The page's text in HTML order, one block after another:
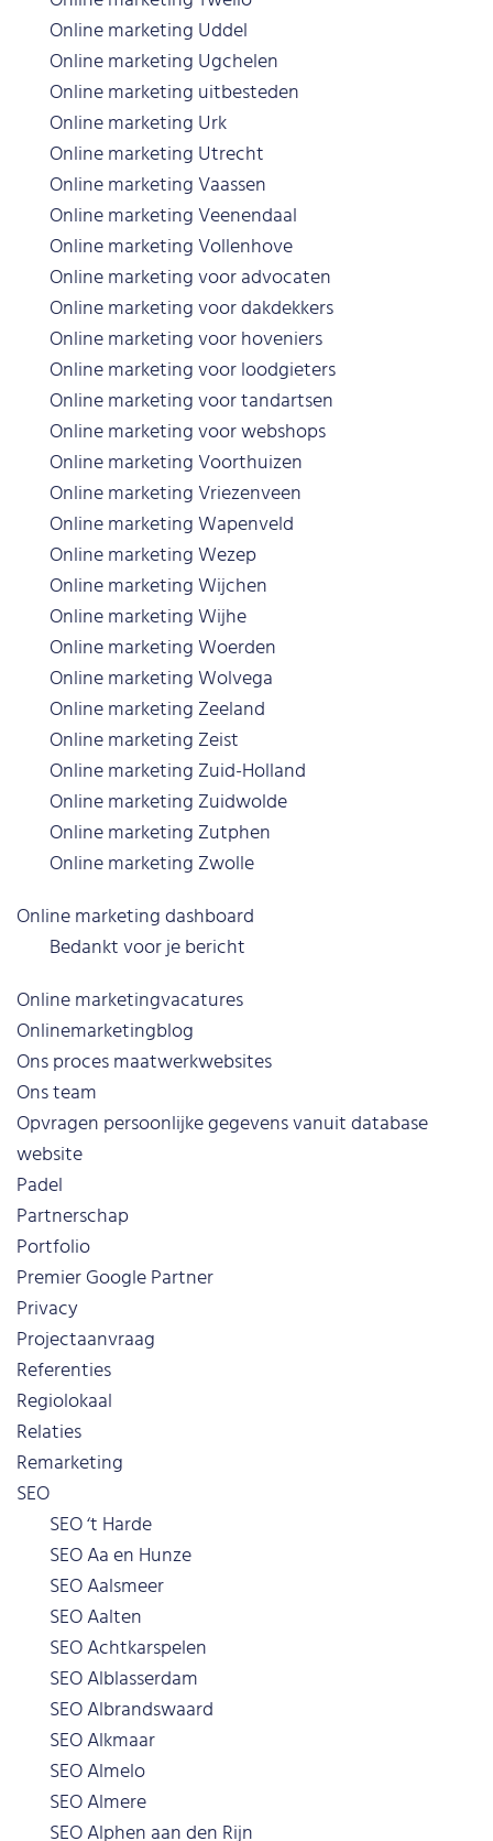
Online marketing Uddel
Online marketing Ugchelen
Online marketing uitbesteden
Online marketing Urk
Online marketing Utrecht
Online marketing Vaassen
Online marketing Veenendaal
Online marketing Vollenhove
Online marketing voor advocaten
Online marketing voor dakdekkers
Online marketing voor hoveniers
Online marketing voor loodgieters
Online marketing voor tandartsen
Online marketing voor webshops
Online marketing Voorthuizen
Online marketing Vriezenveen
Online marketing Wapenveld
Online marketing Wezep
Online marketing Wijchen
Online marketing Wijhe
Online marketing Woerden
Online marketing Wolvega
Online marketing Zeeland
Online marketing Zeist
Online marketing Zuid-Holland
Online marketing Zuidwolde
Online marketing Zutphen
Online marketing Zwolle
Online marketing dashboard
Bedankt voor je bericht
Online marketingvacatures
Onlinemarketingblog
Ons proces maatwerkwebsites
Ons team
Opvragen persoonlijke gegevens vanuit database
website
Padel
Partnerschap
Portfolio
Premier Google Partner
Privacy
Projectaanvraag
Referenties
Regiolokaal
Relaties
Remarketing
SEO
SEO ‘t Harde
SEO Aa en Hunze
SEO Aalsmeer
SEO Aalten
SEO Achtkarspelen
SEO Alblasserdam
SEO Albrandswaard
SEO Alkmaar
SEO Almelo
SEO Almere
SEO Alphen aan den Rijn